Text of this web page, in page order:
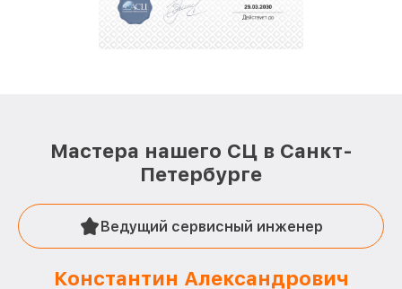
Мастера нашего СЦ в Санкт-
Петербурге
Ведущий сервисный инженер
Константин Александрович